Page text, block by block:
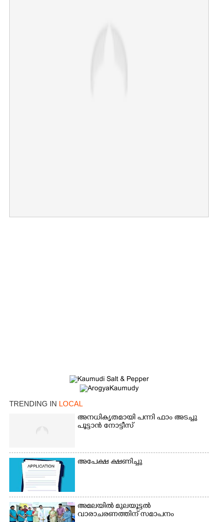
TRENDING IN LOCAL
അനധികൃതമായി പന്നി ഫാം അടച്ചു
പൂട്ടാൻ നോട്ടീസ്
അപേക്ഷ ക്ഷണിച്ചു
അമലയിൽ മുലയൂട്ടൽ
വാരാചരണത്തിന് സമാപനം